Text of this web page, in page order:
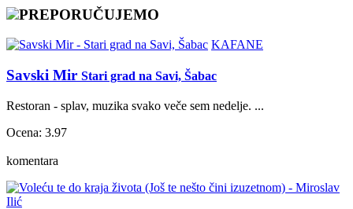
PREPORUČUJEMO
KAFANE
Savski Mir Stari grad na Savi, Šabac
Restoran - splav, muzika svako veče sem nedelje. ...
Ocena: 3.97
komentara